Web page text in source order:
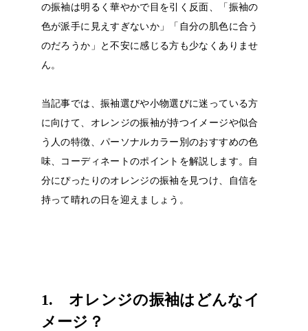
の振袖は明るく華やかで目を引く反面、「振袖の
色が派手に見えすぎないか」「自分の肌色に合う
のだろうか」と不安に感じる方も少なくありませ
ん。
当記事では、振袖選びや小物選びに迷っている方
に向けて、オレンジの振袖が持つイメージや似合
う人の特徴、パーソナルカラー別のおすすめの色
味、コーディネートのポイントを解説します。自
分にぴったりのオレンジの振袖を見つけ、自信を
持って晴れの日を迎えましょう。
1. オレンジの振袖はどんなイ
メージ？